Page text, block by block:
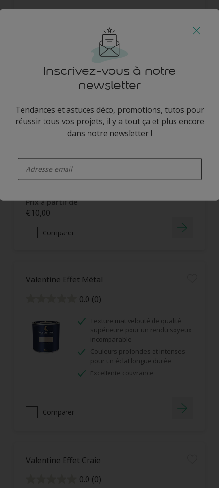
Valentine Mat Velouté Format Testeur
sur
5
1
Texture mat velouté de qualité
supérieure pour un rendu soyeux
incomparable
pour un éclat longue durée
Prix à partir de
€10,00
Comparer
Valentine Effet Métal
0.0 (0)
Texture mat velouté de qualité
supérieure pour un rendu soyeux
incomparable
Couleurs profondes et intenses
pour un éclat longue durée
Excellente couvrance
Comparer
Valentine Effet Craie
0.0 (0)
Inscrivez-vous à notre
newsletter
Tendances et astuces déco, promotions, tutos pour
réussir tous vos projets, il y a tout ça et plus encore
dans notre newsletter !